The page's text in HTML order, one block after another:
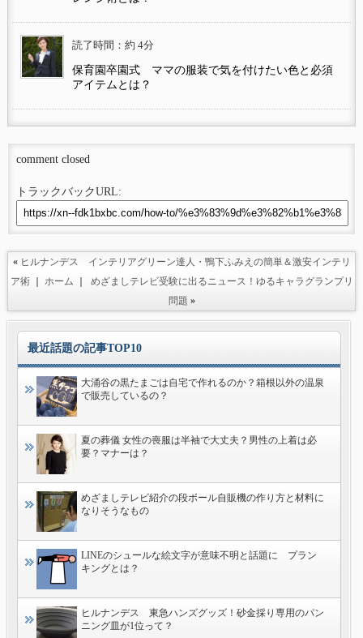
読了時間：約 4分
保育園卒園式 ママの服装で気を付けたい色と必須
アイテムとは？
comment closed
トラックバックURL:
« ヒルナンデス インテリアグリーン達人・鴨下ふみえの簡単＆激安インテリ
ア術｜ ホーム ｜ めざましテレビ受験に出るニュース！ゆるキャラグランプリ
問題 »
最近話題の記事TOP10
大涌谷の黒たまごは自宅で作れるのか？箱根以外の温泉
で販売しているの？
夏の葬儀 女性の喪服は半袖で大丈夫？男性の上着は必
要？マナーは？
めざましテレビ紹介の段ボール自販機の作り方と材料に
なりそうなもの
LINEのシュールな絵文字が意味不明と話題に プラン
キングとは？
ヒルナンデス 東急ハンズグッズ！砂金採り専用のパン
ニング皿が1位って？